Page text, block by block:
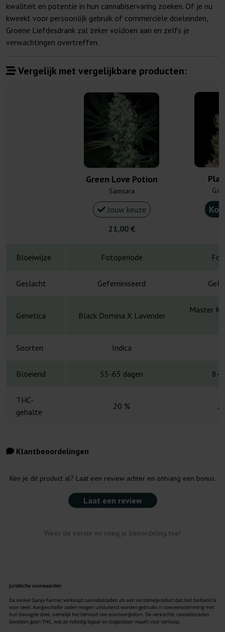
kwaliteit en potentie in hun cannabiservaring zoeken. Of je nu
kweekt voor persoonlijk gebruik of commerciële doeleinden,
Groene Liefdesdrank zal zeker voldoen aan en zelfs je
verwachtingen overtreffen.
Vergelijk met vergelijkbare producten:
Green Love Potion
Samsara
Jouw keuze
21,00 €
Bloeiwijze Fotoperiode
Geslacht Gefeminiseerd
Genetica Black Domina X Lavender
Master
Soorten Indica
Bloeiend 55-65 dagen 8-
THC-
gehalte
20 %
Klantbeoordelingen
Ken je dit product al? Laat een review achter en ontvang een bonus.
Laat een review
Wees de eerste en voeg je beoordeling toe!